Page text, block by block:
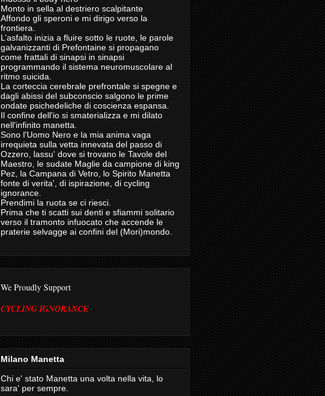
Monto in sella al destriero scalpitante
Affondo gli speroni e mi dirigo verso la
frontiera.
L’asfalto inizia a fluire sotto le ruote, le parole
galvanizzanti di Prefontaine si propagano
come frattali di sinapsi in sinapsi
programmando il sistema neuromuscolare al
ritmo suicida.
La corteccia cerebrale prefrontale si spegne e
dagli abissi del subconscio salgono le prime
ondate psichedeliche di coscienza espansa.
Il confine dell'io si smaterializza e mi dilato
nell'infinito manetta.
Sono l'Uomo Nero e la mia anima vaga
irrequieta sulla vetta innevata del passo di
Ozzero, lassu' dove si trovano le Tavole del
Maestro, le sudate Maglie da campione di king
Pez, la Campana di Vetro, lo Spirito Manetta
fonte di verita', di ispirazione, di cycling
ignorance.
Prendimi la ruota se ci riesci.
Prima che ti scatti sui denti e sfiammi solitario
verso il tramonto infuocato che accende le
praterie selvagge ai confini del (Mori)mondo.
We Proudly Support
CYCLING IGNORANCE
Milano Manetta
Chi e' stato Manetta una volta nella vita, lo
sara' per sempre.